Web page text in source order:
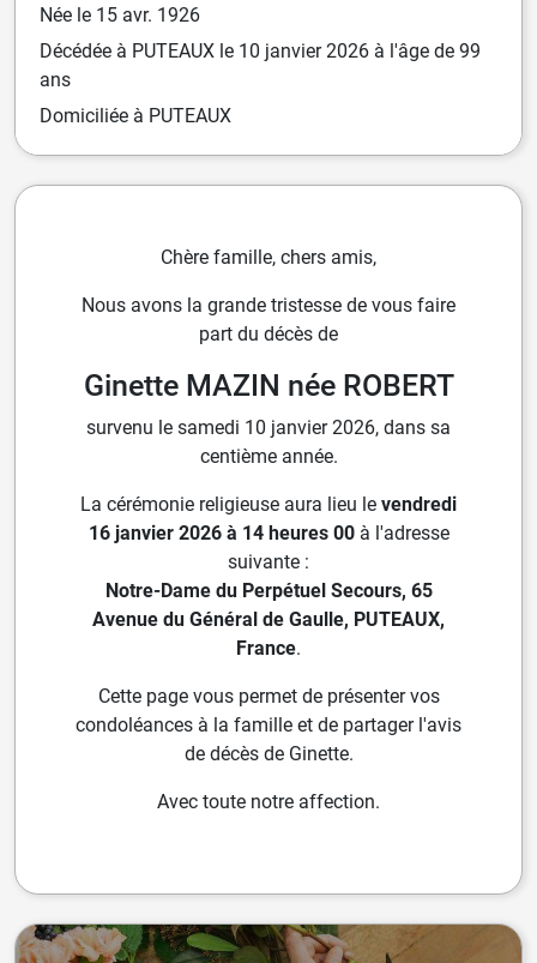
Née le 15 avr. 1926
Décédée à PUTEAUX le 10 janvier 2026 à l'âge de 99
ans
Domiciliée à PUTEAUX
Chère famille, chers amis,
Nous avons la grande tristesse de vous faire
part du décès de
Ginette MAZIN née ROBERT
survenu le samedi 10 janvier 2026, dans sa
centième année.
La cérémonie religieuse aura lieu le vendredi
16 janvier 2026 à 14 heures 00à l'adresse
suivante :
Notre-Dame du Perpétuel Secours, 65
Avenue du Général de Gaulle, PUTEAUX,
France.
Cette page vous permet de présenter vos
condoléances à la famille et de partager l'avis
de décès de Ginette.
Avec toute notre affection.